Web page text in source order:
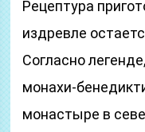
Рецептура
издревле
Согласно
монахи-
монастыре в